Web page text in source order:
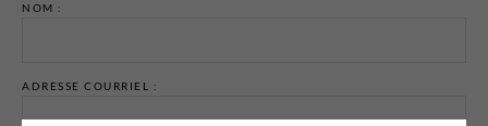
NOM :
ADRESSE COURRIEL :